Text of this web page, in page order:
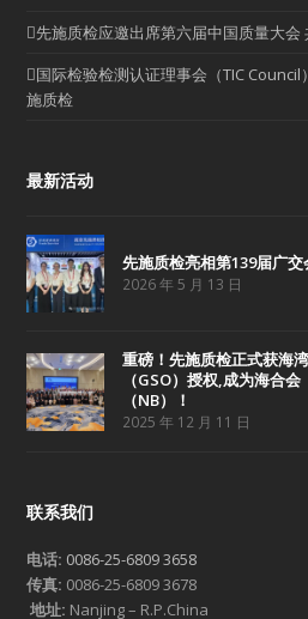
先施质检应邀出席第六届中国质量大会
国际检验检测认证理事会（TIC
施质检
最新活动
先施质检亮相第139届广
2026 年 5 月 13 日
重磅！先施质检正式获海
（GSO）授权,成为海合
（NB）！
2025 年 12 月 11 日
联系我们
电话: 0086-25-6809 3658
传真: 0086-25-6809 3678
地址: Nanjing – R.P.China